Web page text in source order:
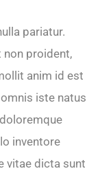
pariatur.
proident,
anim id est
iste natus
inventore
vitae dicta sunt